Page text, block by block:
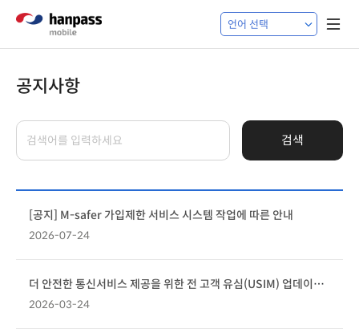
공지사항
검색
[공지] M-safer 가입제한 서비스 시스템 작업에 따른 안내
2026-07-24
더 안전한 통신서비스 제공을 위한 전 고객 유심(USIM) 업데이트 및 무료 교체 안내
2026-03-24